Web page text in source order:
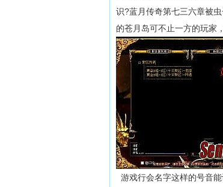
识?蓝月传奇第七三六章被
的苍月岛可不止一方的玩家
游戏行会名字这样的号音